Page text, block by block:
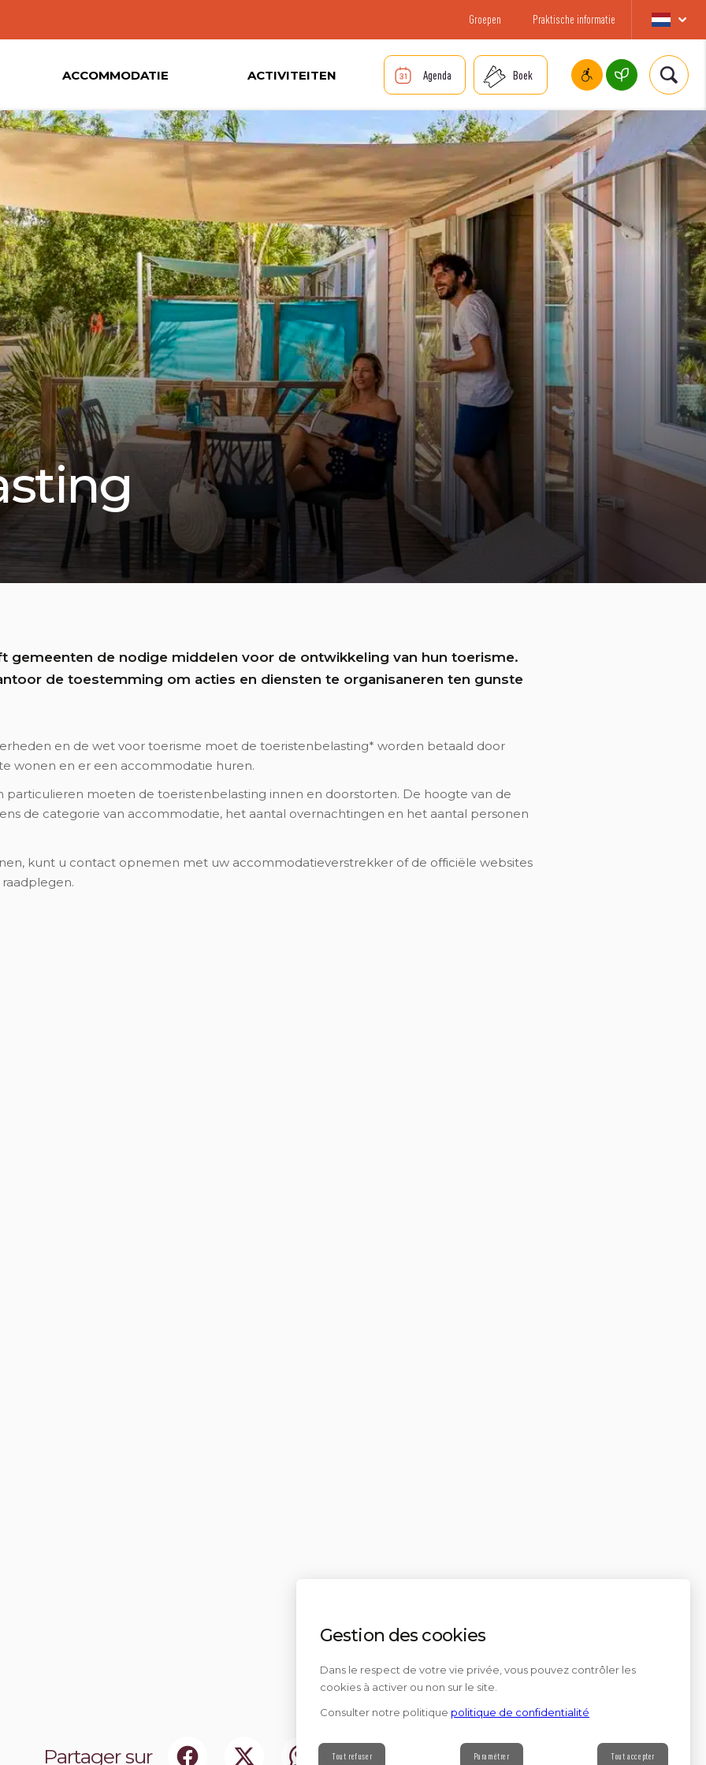
Groepen Praktische informatie
ACCOMMODATIE ACTIVITEITEN Agenda Boek
gemeenten de nodige middelen voor de ontwikkeling van hun toerisme.
de toestemming om acties en diensten te organisaneren ten gunste
en de wet voor toerisme moet de toeristenbelasting* worden betaald door
wonen en er een accommodatie huren.
particulieren moeten de toeristenbelasting innen en doorstorten. De hoogte van de
de categorie van accommodatie, het aantal overnachtingen en het aantal personen
kunt u contact opnemen met uw accommodatieverstrekker of de officiële websites
Contact
Partager sur
Gestion des cookies
Dans le respect de votre vie privée, vous pouvez contrôler les
cookies à activer ou non sur le site.
Consulter notre politique politique de confidentialité
Tout refuser Paramétrer Tout accepter